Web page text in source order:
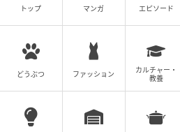
ています。
Q. 今回の調査で東京圏の
況ですか？
A. 商業地・住宅地ともに指数
り、東京圏の地価は既に天井
トップ マンガ エピソード
どうぶつ ファッション
カルチャー・
教養